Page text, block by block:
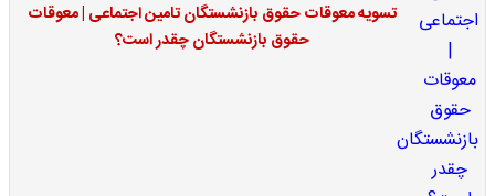
تسویه معوقات حقوق بازنشستگان تامین اجتماعی | معوقات
حقوق بازنشستگان چقدر است؟